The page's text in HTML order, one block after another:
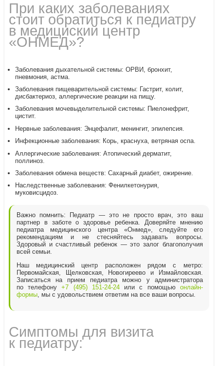
При каких заболеваниях
стоит обратиться к педиатру
в медициский центр
«ОНМЕД»?
Заболевания дыхательной системы: ОРВИ, бронхит,
пневмония, астма.
Заболевания пищеварительной системы: Гастрит, колит,
дисбактериоз, аллергические реакции на пищу.
Заболевания мочевыделительной системы: Пиелонефрит,
цистит.
Нервные заболевания: Энцефалит, менингит, эпилепсия.
Инфекционные заболевания: Корь, краснуха, ветряная оспа.
Аллергические заболевания: Атопический дерматит,
поллиноз.
Заболевания обмена веществ: Сахарный диабет, ожирение.
Наследственные заболевания: Фенилкетонурия,
муковисцидоз.
Важно помнить: Педиатр — это не просто врач, это ваш
партнер в заботе о здоровье ребенка. Доверяйте мнению
педиатра медицинского центра «Онмед», следуйте его
рекомендациям и не стесняйтесь задавать вопросы.
Здоровый и счастливый ребенок — это залог благополучия
всей семьи.
Наш медицинский центр расположен рядом с метро:
Первомайская, Щелковская, Новогиреево и Измайловская.
Записаться на прием педиатра можно у администратора
по телефону+7 (495) 151-24-24или с помощью онлайн-
формы, мы с удовольствием ответим на все ваши вопросы.
Симптомы для визита
к педиатру: